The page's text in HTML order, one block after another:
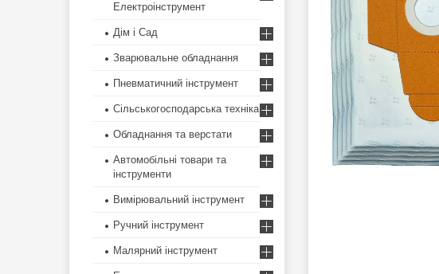
Електроінструмент
Дім і Сад
Зварювальне обладнання
Пневматичний інструмент
Сільськогосподарська техніка
Обладнання та верстати
Автомобільні товари та
інструменти
Вимірювальний інструмент
Ручний інструмент
Малярний інструмент